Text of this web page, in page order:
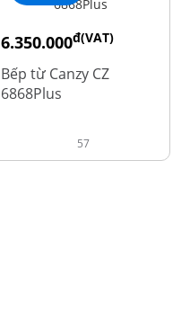
6.350.000đ(VAT)
15.980.000
Bếp từ Canzy CZ
6868Plus
57